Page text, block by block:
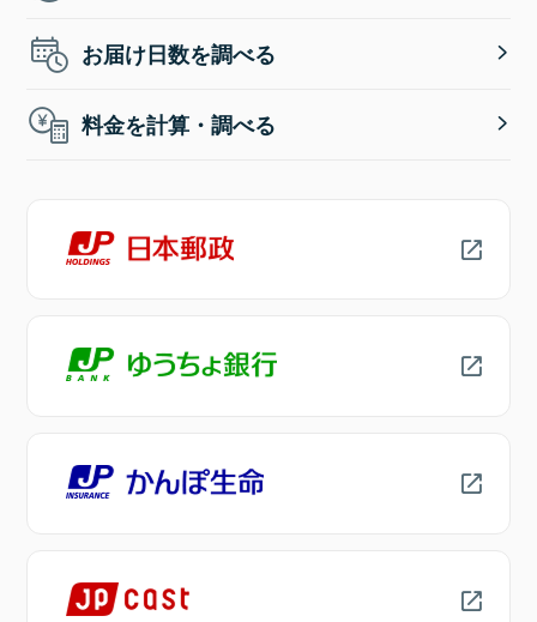
お届け日数を調べる
料金を計算・調べる